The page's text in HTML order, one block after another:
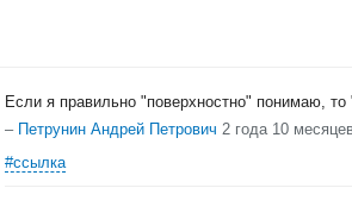
Если я правильно "поверхностно" понимаю,
– Петрунин Андрей Петрович 2 года 10
#ссылка